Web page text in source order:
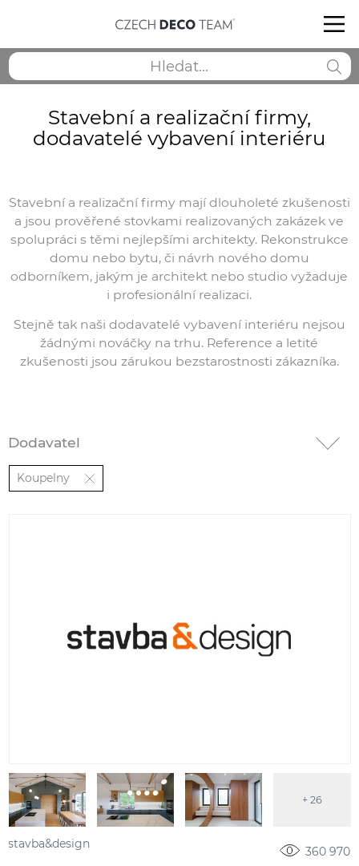
Stavební a realizační firmy,
dodavatelé vybavení interiéru
Stavební a realizační firmy mají dlouholeté zkušenosti
a jsou prověřené stovkami realizovaných zakázek ve
spolupráci s těmi nejlepšími architekty. Rekonstrukce
domu nebo bytu, či návrh nového domu
odborníkem, jakým je architekt nebo studio vyžaduje
i profesionální realizaci.
Stejně tak naši dodavatelé vybavení interiéru nejsou
žádnými nováčky na trhu. Reference a letité
zkušenosti jsou zárukou bezstarostnosti zákazníka.
Dodavatel
Koupelny
+ 26
stavba&design
360 970